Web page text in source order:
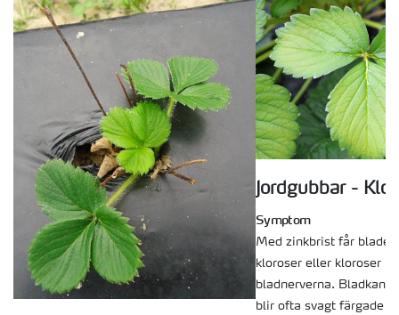
Jordgubbar -
Symptom
Med zinkbrist får
kloroser eller kloroser
bladnerverna.
blir ofta svagt färgade i